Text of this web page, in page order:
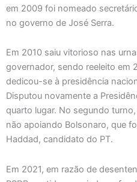
em 2009 foi nomeado
no governo de José Serra.
Em 2010 saiu vitorioso nas
governador, sendo reeleito em
dedicou-se à presidência
Disputou novamente a
quarto lugar. No segundo
não apoiando Bolsonaro, que
Haddad, candidato do PT.
Em 2021, em razão de